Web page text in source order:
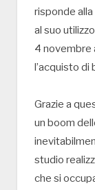
risponde alla
al suo
4 novembre
l’acquisto
Grazie a
un boom
studio
che si